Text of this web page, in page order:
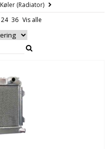
Køler (Radiator)